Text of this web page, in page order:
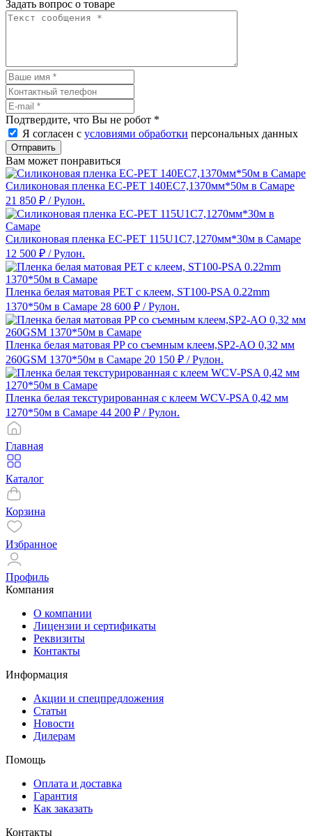
Задать вопрос о товаре
Подтвердите, что Вы не робот *
Я согласен с условиями обработки персональных данных
Отправить
Вам может понравиться
Силиконовая пленка EC-PET 140EC7,1370мм*50м в Самаре
21 850 ₽ / Рулон.
Силиконовая пленка EC-PET 115U1C7,1270мм*30м в Самаре
12 500 ₽ / Рулон.
Пленка белая матовая PET с клеем, ST100-PSA 0.22mm
1370*50м в Самаре 28 600 ₽ / Рулон.
Пленка белая матовая PP со съемным клеем,SP2-AO 0,32 мм
260GSM 1370*50м в Самаре 20 150 ₽ / Рулон.
Пленка белая текстурированная с клеем WCV-PSA 0,42 мм
1270*50м в Самаре 44 200 ₽ / Рулон.
Главная
Каталог
Корзина
Избранное
Профиль
Компания
О компании
Лицензии и сертификаты
Реквизиты
Контакты
Информация
Акции и спецпредложения
Статьи
Новости
Дилерам
Помощь
Оплата и доставка
Гарантия
Как заказать
Контакты